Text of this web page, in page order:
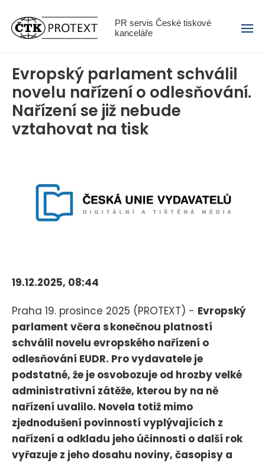
PR servis České tiskové
kanceláře
Menu
Evropský parlament schválil
novelu nařízení o odlesňování.
Nařízení se již nebude
vztahovat na tisk
19.12.2025, 08:44
Praha 19. prosince 2025 (PROTEXT) - Evropský
parlament včera s konečnou platností
schválil novelu evropského nařízení o
odlesňování EUDR. Pro vydavatele je
podstatné, že je osvobozuje od hrozby velké
administrativní zátěže, kterou by na ně
nařízení uvalilo. Novela totiž mimo
zjednodušení povinností vyplývajících z
nařízení a odkladu jeho účinnosti o další rok
vyřazuje z jeho dosahu noviny, časopisy a